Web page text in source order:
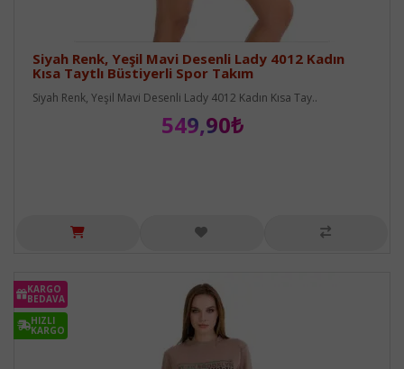
Siyah Renk, Yeşil Mavi Desenli Lady 4012 Kadın
Kısa Taytlı Büstiyerli Spor Takım
Siyah Renk, Yeşil Mavi Desenli Lady 4012 Kadın Kısa Tay..
549,90₺
KARGO
BEDAVA
HIZLI
KARGO